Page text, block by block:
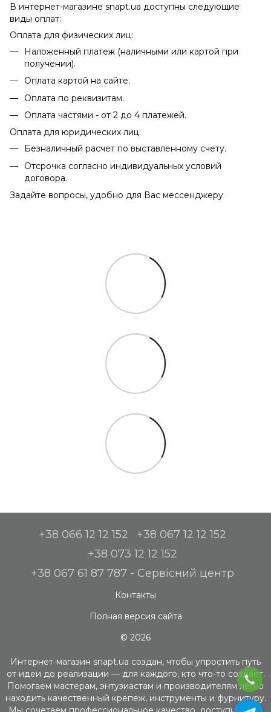
В интернет-магазине snapt.ua доступны следующие
виды оплат:
Оплата для физических лиц:
Наложенный платеж (наличными или картой при
получении).
Оплата картой на сайте.
Оплата по реквизитам.
Оплата частями - от 2 до 4 платежей.
Оплата для юридических лиц:
Безналичный расчет по выставленному счету.
Отсрочка согласно индивидуальных условий
договора.
Задайте вопросы, удобно для Вас мессенджеру
+38 066 12 12 152
+38 067 12 12 152
+38 073 12 12 152
+38 067 61 87 787 - Сервісний центр
Контакты
Полная версия сайта
© 2026
Интернет-магазин snapt.ua создан, чтобы упростить путь
от идеи до реализации — для каждого, кто что-то создает.
Помогаем мастерам, энтузиастам и производителям легко
находить качественный крепеж, инструменты и фурнитуру.